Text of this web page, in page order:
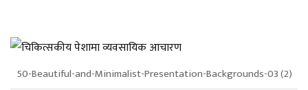
50-Beautiful-and-Minimalist-Presentation-Backgrounds-03 (2)